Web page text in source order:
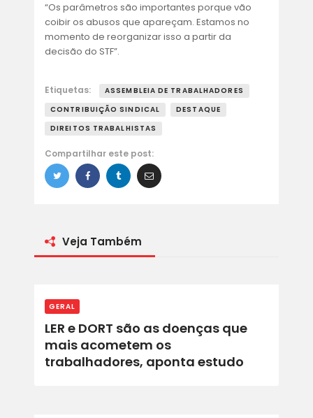
“Os parâmetros são importantes porque vão
coibir os abusos que apareçam. Estamos no
momento de reorganizar isso a partir da
decisão do STF”.
Etiquetas:
ASSEMBLEIA DE TRABALHADORES
CONTRIBUIÇÃO SINDICAL
DESTAQUE
DIREITOS TRABALHISTAS
Compartilhar este post:
Veja Também
GERAL
LER e DORT são as doenças que
mais acometem os
trabalhadores, aponta estudo